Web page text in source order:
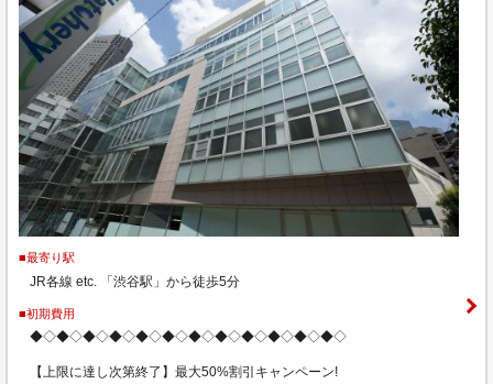
■最寄り駅
JR各線 etc. 「渋谷駅」から徒歩5分
■初期費用
◆◇◆◇◆◇◆◇◆◇◆◇◆◇◆◇◆◇◆◇◆◇◆◇
【上限に達し次第終了】最大50%割引キャンペーン!